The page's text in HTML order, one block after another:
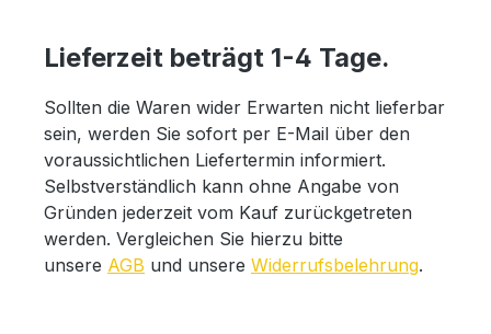
Lieferzeit beträgt 1-4 Tage.
Sollten die Waren wider Erwarten nicht lieferbar
sein, werden Sie sofort per E-Mail über den
voraussichtlichen Liefertermin informiert.
Selbstverständlich kann ohne Angabe von
Gründen jederzeit vom Kauf zurückgetreten
werden. Vergleichen Sie hierzu bitte
unsere AGB und unsere Widerrufsbelehrung.